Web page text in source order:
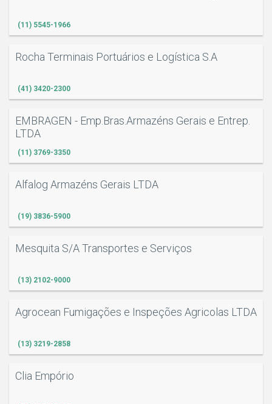
(11) 5545-1966
Rocha Terminais Portuários e Logística S.A
(41) 3420-2300
EMBRAGEN - Emp.Bras.Armazéns Gerais e Entrep.
LTDA
(11) 3769-3350
Alfalog Armazéns Gerais LTDA
(19) 3836-5900
Mesquita S/A Transportes e Serviços
(13) 2102-9000
Agrocean Fumigações e Inspeções Agricolas LTDA
(13) 3219-2858
Clia Empório